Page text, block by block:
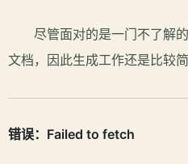
尽管面对的是一门不了解的
文档，因此生成工作还是比较简